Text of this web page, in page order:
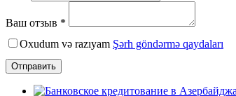
Ваш отзыв *
Oxudum və razıyam Şərh göndərmə qaydaları
Отправить